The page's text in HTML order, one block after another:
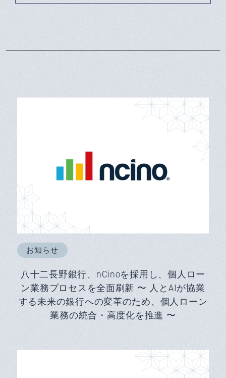
お知らせ
八十二長野銀行、nCinoを採用し、個人ロー
ン業務プロセスを全面刷新 〜 人とAIが協業
する未来の銀行への変革のため、個人ローン
業務の統合・高度化を推進 〜